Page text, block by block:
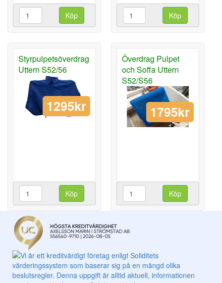
Köp Köp
Styrpulpetsöverdrag
Uttern S52/56
1295kr
Köp
Överdrag Pulpet
och Soffa Uttern
S52/S56
1795kr
Köp